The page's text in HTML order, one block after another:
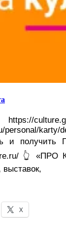
personal/karty/
и получить
👆
выставок,
X